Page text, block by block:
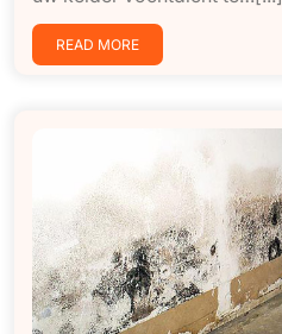
READ MORE